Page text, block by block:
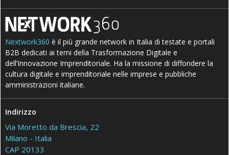
Nextwork360 è il più grande network in Italia di testate e portali
B2B dedicati ai temi della Trasformazione Digitale e
dell’Innovazione Imprenditoriale. Ha la missione di diffondere la
cultura digitale e imprenditoriale nelle imprese e pubbliche
amministrazioni italiane.
Indirizzo
Via Moretto da Brescia, 22
Milano - Italia
CAP 20133